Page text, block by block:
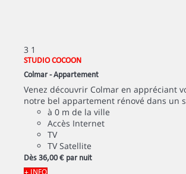
3 1
STUDIO COCOON
Colmar -Appartement
Venez découvrir Colmar en appréciant
notre bel appartement rénové dans un
à 0 m de la ville
Accès Internet
TV
TV Satellite
Dès 36,00 € par nuit